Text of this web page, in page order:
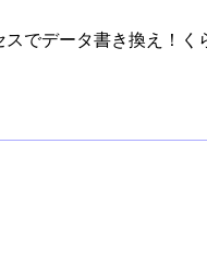
でデータ書き換え！く